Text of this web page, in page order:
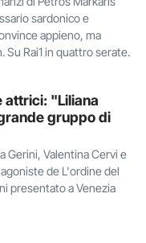
sardonico e
appieno, ma
Su Rai1 in quattro serate.
attrici: "Liliana
gruppo di
Gerini, Valentina Cervi e
de L'ordine del
presentato a Venezia